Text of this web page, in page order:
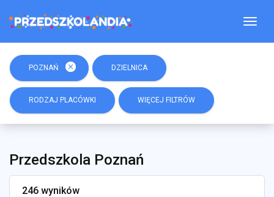
POZNAŃ close DZIELNICA
RODZAJ PLACÓWKI WIĘCEJ FILTRÓW
Przedszkola Poznań
246 wyników